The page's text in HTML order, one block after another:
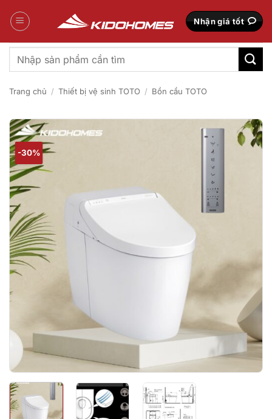
qua
Nhận giá tốt
Tìm
kiếm:
Trang chủ / Thiết bị vệ sinh TOTO / Bồn cầu TOTO
-30%